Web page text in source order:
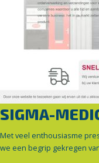
SIGMA-
Met veel enthousiasme
we een begrip gekregen